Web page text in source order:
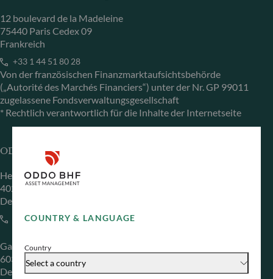
COUNTRY & LANGUAGE
Country
Select a country
12 boulevard de la Madeleine
75440 Paris Cedex 09
Frankreich
+33 1 44 51 80 28
Von der französischen Finanzmarktaufsichtsbehörde
(„Autorité des Marchés Financiers“) unter der Nr. GP 99011
zugelassene Fondsverwaltungsgesellschaft
* Rechtlich verantwortlich für die Inhalte der Internetseite
ODDO BHF Asset Management GmbH
Herzogstraße 15
40217 Düsseldorf
Deutschland
+49 (0) 211 239 24 01
Gallusanlage 8
60329 Frankfurt am Main
Deutschland